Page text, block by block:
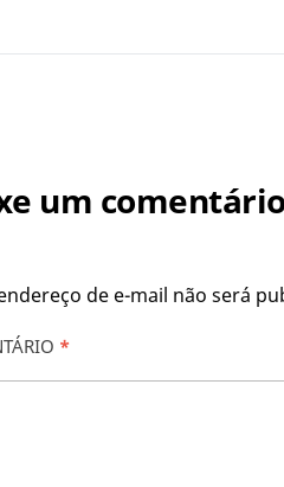
um comentário
de e-mail não será
*